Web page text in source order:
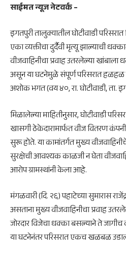
साईमत न्यूज नेटवर्क –
इगतपुरी तालुक्यातील घोटीवाडी
एका व्यक्तीचा दुर्दैवी मृत्यू झाल्याची
वीजवाहिनीचा प्रवाह उतरलेल्या
असून या घटनेमुळे संपूर्ण परिसरात हळहळ
अशोक भगत (वय ४०, रा. घोटीवाडी, ता.
मिळालेल्या माहितीनुसार, घोटीवाडी
खासगी ठेकेदारामार्फत वीज वितरण
सुरू होते. या कामांतर्गत मुख्य
सुरक्षेची आवश्यक काळजी न घेता
आरोप ग्रामस्थांनी केला आहे.
मंगळवारी (दि. २६) पहाटेच्या सुमारास
असताना मुख्य वीजवाहिनीचा प्रवाह
जोरदार विजेचा धक्का बसल्याने ते
या घटनेनंतर परिसरात एकच खळबळ